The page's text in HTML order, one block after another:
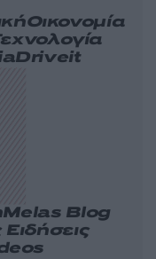
Οικονομία
Driveit
Melas Blog